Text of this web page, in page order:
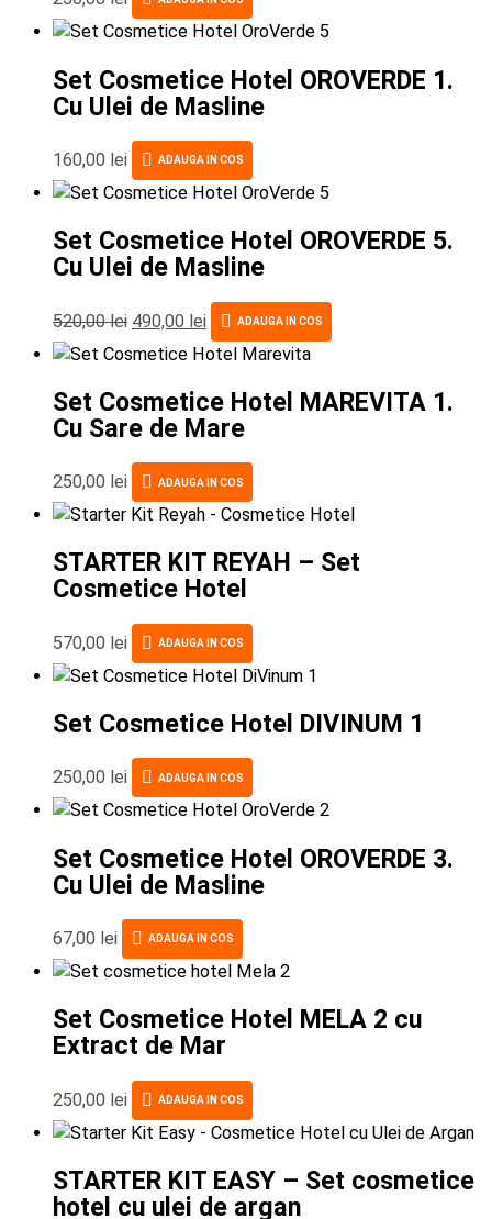
Set Cosmetice Hotel OROVERDE 1.
Cu Ulei de Masline
160,00 lei ADAUGA IN COS
Set Cosmetice Hotel OROVERDE 5.
Cu Ulei de Masline
520,00lei 490,00 lei ADAUGA IN COS
Set Cosmetice Hotel MAREVITA 1.
Cu Sare de Mare
250,00 lei ADAUGA IN COS
STARTER KIT REYAH – Set
Cosmetice Hotel
570,00 lei ADAUGA IN COS
Set Cosmetice Hotel DIVINUM 1
250,00 lei ADAUGA IN COS
Set Cosmetice Hotel OROVERDE 3.
Cu Ulei de Masline
67,00 lei ADAUGA IN COS
Set Cosmetice Hotel MELA 2 cu
Extract de Mar
250,00 lei ADAUGA IN COS
STARTER KIT EASY – Set cosmetice
hotel cu ulei de argan